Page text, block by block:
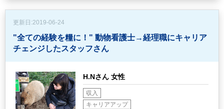
更新日:2019-06-24
"全ての経験を糧に！" 動物看護士→経理職にキャリア
チェンジしたスタッフさん
H.Nさん 女性
収入
キャリアアップ